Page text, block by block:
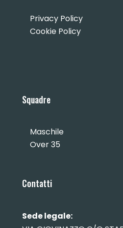
Privacy Policy
Cookie Policy
Squadre
Maschile
Over 35
Contatti
Sede legale: